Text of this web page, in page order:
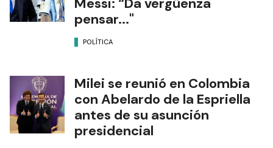
pensar..."
POLÍTICA
Milei se reunió en Colombia
con Abelardo de la Espriella
antes de su asunción
presidencial